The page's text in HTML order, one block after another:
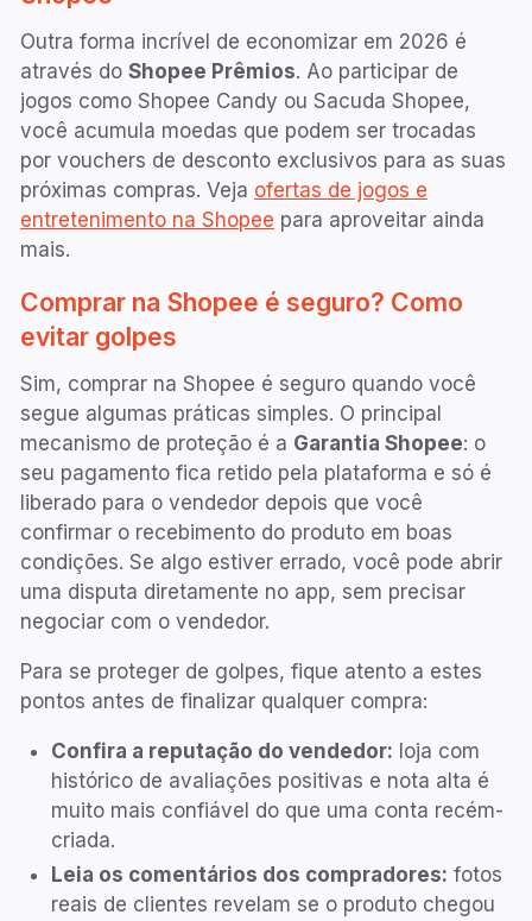
Outra forma incrível de economizar em 2026 é
através do Shopee Prêmios. Ao participar de
jogos como Shopee Candy ou Sacuda Shopee,
você acumula moedas que podem ser trocadas
por vouchers de desconto exclusivos para as suas
próximas compras. Veja ofertas de jogos e
entretenimento na Shopee para aproveitar ainda
mais.
Comprar na Shopee é seguro? Como
evitar golpes
Sim, comprar na Shopee é seguro quando você
segue algumas práticas simples. O principal
mecanismo de proteção é a Garantia Shopee: o
seu pagamento fica retido pela plataforma e só é
liberado para o vendedor depois que você
confirmar o recebimento do produto em boas
condições. Se algo estiver errado, você pode abrir
uma disputa diretamente no app, sem precisar
negociar com o vendedor.
Para se proteger de golpes, fique atento a estes
pontos antes de finalizar qualquer compra:
Confira a reputação do vendedor: loja com
histórico de avaliações positivas e nota alta é
muito mais confiável do que uma conta recém-
criada.
Leia os comentários dos compradores: fotos
reais de clientes revelam se o produto chegou